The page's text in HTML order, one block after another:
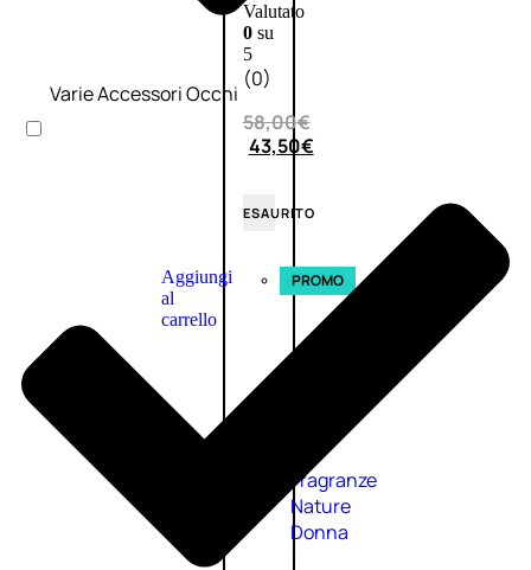
Valutato
0su
5
(0)
58,00€
43,50€
ESAURITO
Aggiungi
al
carrello
PROMO
Fragranze
Nature
Donna
Varie Accessori Occhi